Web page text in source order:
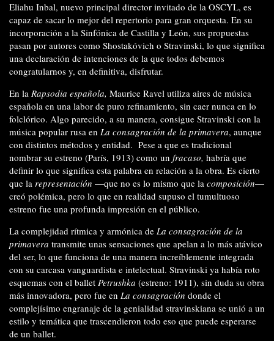
Eliahu Inbal, nuevo principal director invitado de la OSCYL, es
capaz de sacar lo mejor del repertorio para gran orquesta. En su
incorporación a la Sinfónica de Castilla y León, sus propuestas
pasan por autores como Shostakóvich o Stravinski, lo que significa
una declaración de intenciones de la que todos debemos
congratularnos y, en definitiva, disfrutar.
En la Rapsodia española, Maurice Ravel utiliza aires de música
española en una labor de puro refinamiento, sin caer nunca en lo
folclórico. Algo parecido, a su manera, consigue Stravinski con la
música popular rusa en La consagración de la primavera, aunque
con distintos métodos y entidad. Pese a que es tradicional
nombrar su estreno (París, 1913) como un fracaso, habría que
definir lo que significa esta palabra en relación a la obra. Es cierto
que la representación —que no es lo mismo que la composición—
creó polémica, pero lo que en realidad supuso el tumultuoso
estreno fue una profunda impresión en el público.
La complejidad rítmica y armónica de La consagración de la
primavera transmite unas sensaciones que apelan a lo más atávico
del ser, lo que funciona de una manera increíblemente integrada
con su carcasa vanguardista e intelectual. Stravinski ya había roto
esquemas con el ballet Petrushka (estreno: 1911), sin duda su obra
más innovadora, pero fue en La consagración donde el
complejísimo engranaje de la genialidad stravinskiana se unió a un
estilo y temática que trascendieron todo eso que puede esperarse
de un ballet.